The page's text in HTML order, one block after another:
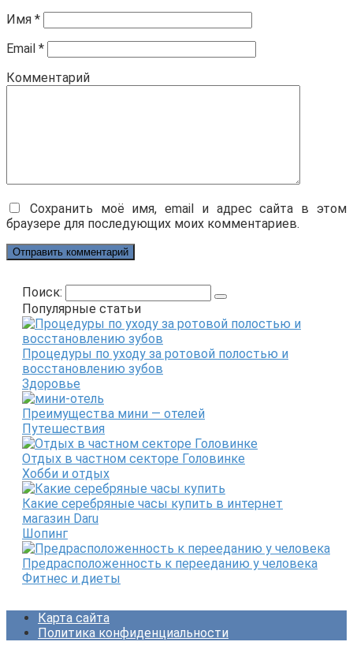
Имя *
Email *
Комментарий
Сохранить моё имя, email и адрес сайта в этом
браузере для последующих моих комментариев.
Поиск:
Популярные статьи
Процедуры по уходу за ротовой полостью и
восстановлению зубов
Здоровье
Преимущества мини — отелей
Путешествия
Отдых в частном секторе Головинке
Хобби и отдых
Какие серебряные часы купить в интернет
магазин Daru
Шопинг
Предрасположенность к перееданию у человека
Фитнес и диеты
Карта сайта
Политика конфиденциальности